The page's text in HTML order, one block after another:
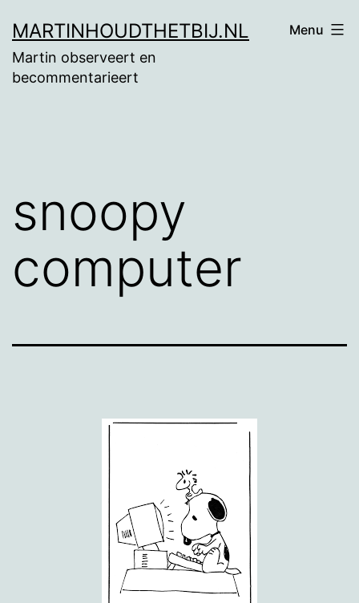
naar
de
MARTINHOUDTHETBIJ.NL
Martin observeert en
becommentarieert
Menu
snoopy
computer